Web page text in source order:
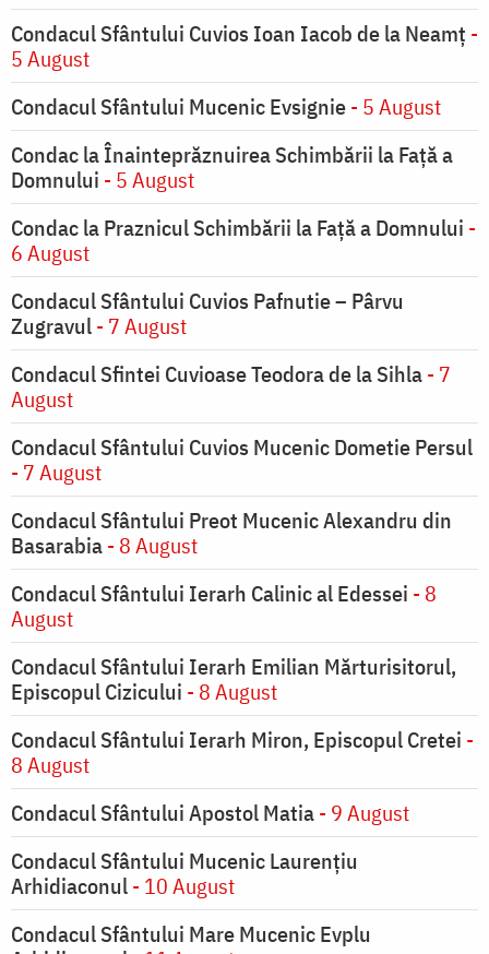
Condacul Sfântului Cuvios Ioan Iacob de la Neamț -
5 August
Condacul Sfântului Mucenic Evsignie- 5 August
Condac la Înainteprăznuirea Schimbării la Faţă a
Domnului - 5 August
Condac la Praznicul Schimbării la Faţă a Domnului -
6 August
Condacul Sfântului Cuvios Pafnutie – Pârvu
Zugravul- 7 August
Condacul Sfintei Cuvioase Teodora de la Sihla- 7
August
Condacul Sfântului Cuvios Mucenic Dometie Persul
- 7 August
Condacul Sfântului Preot Mucenic Alexandru din
Basarabia- 8 August
Condacul Sfântului Ierarh Calinic al Edessei - 8
August
Condacul Sfântului Ierarh Emilian Mărturisitorul,
Episcopul Cizicului - 8 August
Condacul Sfântului Ierarh Miron, Episcopul Cretei -
8 August
Condacul Sfântului Apostol Matia- 9 August
Condacul Sfântului Mucenic Laurențiu
Arhidiaconul- 10 August
Condacul Sfântului Mare Mucenic Evplu